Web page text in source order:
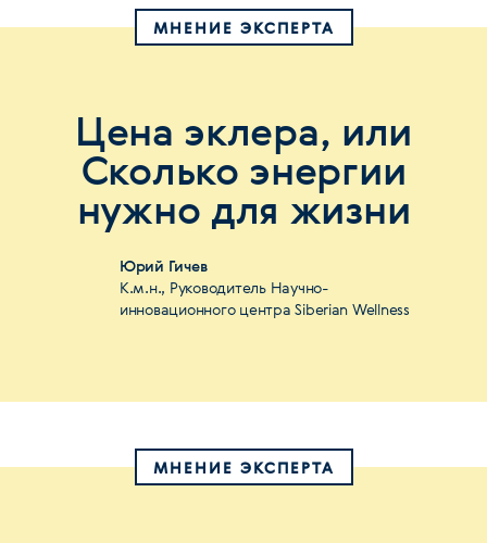
МНЕНИЕ ЭКСПЕРТА
Цена эклера, или
Сколько энергии
нужно для жизни
Юрий Гичев
К.м.н., Руководитель Научно-
инновационного центра Siberian Wellness
МНЕНИЕ ЭКСПЕРТА